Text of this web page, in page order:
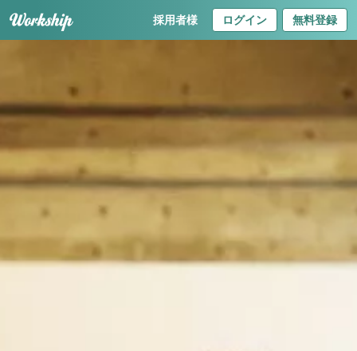
採用者様 ログイン 無料登録